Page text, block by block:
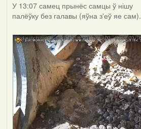
У 13:07 самец прынёс самцы ў нішу
палёўку без галавы (яўна з'еў яе сам).